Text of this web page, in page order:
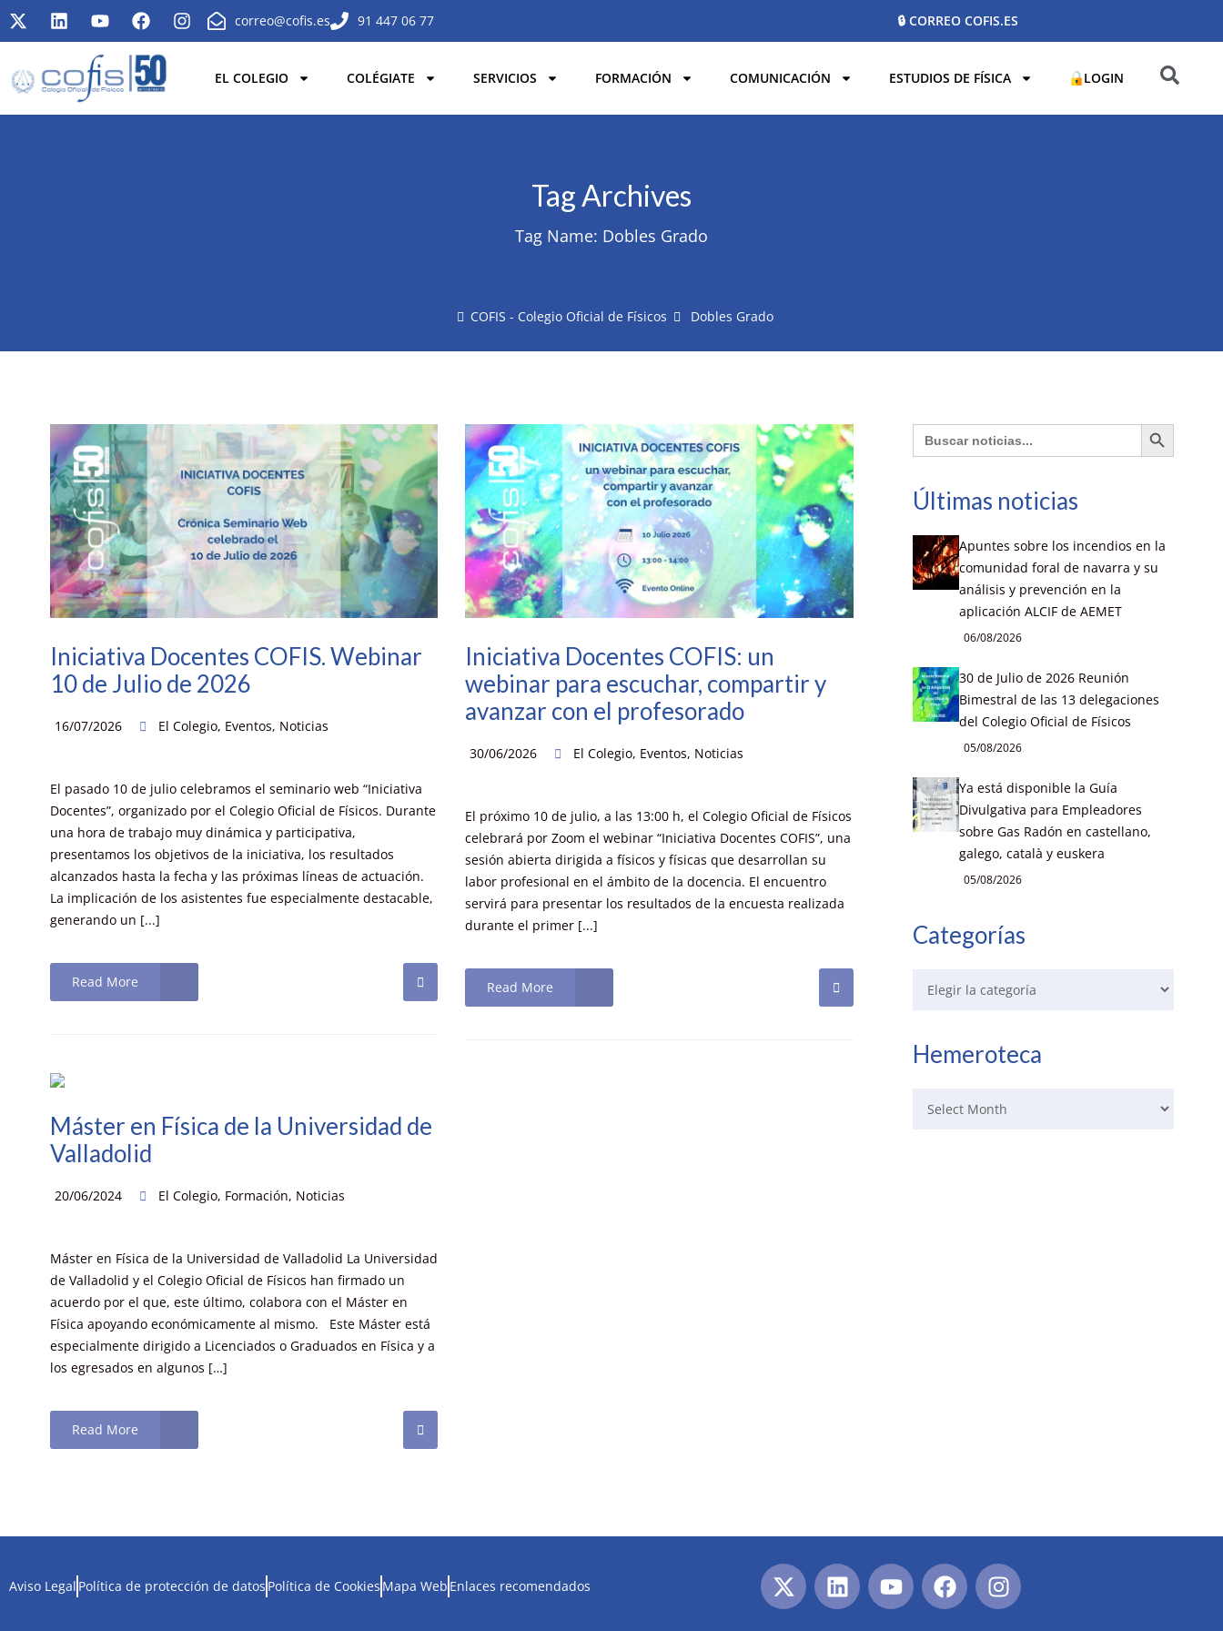
correo@cofis.es 91 447 06 77 🔒 CORREO COFIS.ES
EL COLEGIO COLÉGIATE SERVICIOS FORMACIÓN COMUNICACIÓN ESTUDIOS DE FÍSICA LOGIN
Tag Archives
Tag Name: Dobles Grado
COFIS - Colegio Oficial de Físicos Dobles Grado
Iniciativa Docentes COFIS. Webinar
10 de Julio de 2026
16/07/2026 El Colegio, Eventos, Noticias
El pasado 10 de julio celebramos el seminario web “Iniciativa
Docentes”, organizado por el Colegio Oficial de Físicos. Durante
una hora de trabajo muy dinámica y participativa,
presentamos los objetivos de la iniciativa, los resultados
alcanzados hasta la fecha y las próximas líneas de actuación.
La implicación de los asistentes fue especialmente destacable,
generando un [...]
Read More
Iniciativa Docentes COFIS: un
webinar para escuchar, compartir y
avanzar con el profesorado
30/06/2026 El Colegio, Eventos, Noticias
El próximo 10 de julio, a las 13:00 h, el Colegio Oficial de Físicos
celebrará por Zoom el webinar “Iniciativa Docentes COFIS”, una
sesión abierta dirigida a físicos y físicas que desarrollan su
labor profesional en el ámbito de la docencia. El encuentro
servirá para presentar los resultados de la encuesta realizada
durante el primer [...]
Read More
Máster en Física de la Universidad de
Valladolid
20/06/2024 El Colegio, Formación, Noticias
Máster en Física de la Universidad de Valladolid La Universidad
de Valladolid y el Colegio Oficial de Físicos han firmado un
acuerdo por el que, este último, colabora con el Máster en
Física apoyando económicamente al mismo. Este Máster está
especialmente dirigido a Licenciados o Graduados en Física y a
los egresados en algunos […]
Read More
Buscar: Botón de búsqueda
Últimas noticias
Apuntes sobre los incendios en la
comunidad foral de navarra y su
análisis y prevención en la
aplicación ALCIF de AEMET
06/08/2026
30 de Julio de 2026 Reunión
Bimestral de las 13 delegaciones
del Colegio Oficial de Físicos
05/08/2026
Ya está disponible la Guía
Divulgativa para Empleadores
sobre Gas Radón en castellano,
galego, català y euskera
05/08/2026
Categorías
Hemeroteca
Aviso Legal Política de protección de datos Política de Cookies Mapa Web Enlaces recomendados